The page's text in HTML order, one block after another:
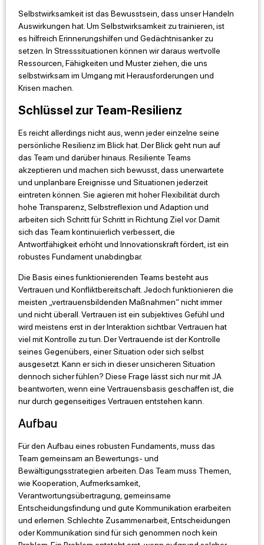
Selbstwirksamkeit ist das Bewusstsein, dass unser Handeln
Auswirkungen hat. Um Selbstwirksamkeit zu trainieren, ist
es hilfreich Erinnerungshilfen und Gedächtnisanker zu
setzen. In Stresssituationen können wir daraus wertvolle
Ressourcen, Fähigkeiten und Muster ziehen, die uns
selbstwirksam im Umgang mit Herausforderungen und
Krisen machen.
Schlüssel zur Team-Resilienz
Es reicht allerdings nicht aus, wenn jeder einzelne seine
persönliche Resilienz im Blick hat. Der Blick geht nun auf
das Team und darüber hinaus. Resiliente Teams
akzeptieren und machen sich bewusst, dass unerwartete
und unplanbare Ereignisse und Situationen jederzeit
eintreten können. Sie agieren mit hoher Flexibilität durch
hohe Transparenz, Selbstreflexion und Adaption und
arbeiten sich Schritt für Schritt in Richtung Ziel vor. Damit
sich das Team kontinuierlich verbessert, die
Antwortfähigkeit erhöht und Innovationskraft fördert, ist ein
robustes Fundament unabdingbar.
Die Basis eines funktionierenden Teams besteht aus
Vertrauen und Konfliktbereitschaft. Jedoch funktionieren die
meisten „vertrauensbildenden Maßnahmen“ nicht immer
und nicht überall. Vertrauen ist ein subjektives Gefühl und
wird meistens erst in der Interaktion sichtbar. Vertrauen hat
viel mit Kontrolle zu tun. Der Vertrauende ist der Kontrolle
seines Gegenübers, einer Situation oder sich selbst
ausgesetzt. Kann er sich in dieser unsicheren Situation
dennoch sicher fühlen? Diese Frage lässt sich nur mit JA
beantworten, wenn eine Vertrauensbasis geschaffen ist, die
nur durch gegenseitiges Vertrauen entstehen kann.
Aufbau
Für den Aufbau eines robusten Fundaments, muss das
Team gemeinsam an Bewertungs- und
Bewältigungsstrategien arbeiten. Das Team muss Themen,
wie Kooperation, Aufmerksamkeit,
Verantwortungsübertragung, gemeinsame
Entscheidungsfindung und gute Kommunikation erarbeiten
und erlernen. Schlechte Zusammenarbeit, Entscheidungen
oder Kommunikation sind für sich genommen noch kein